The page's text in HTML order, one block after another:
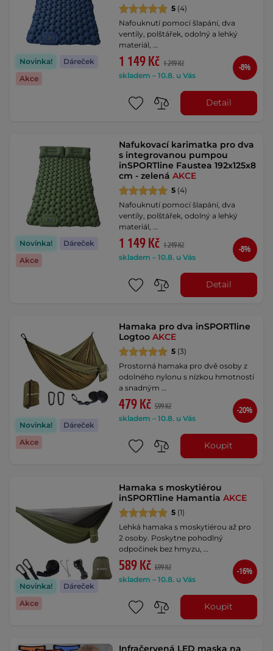
Novinka!
Dáreček
Akce
5 (4)
Nafouknutí pomocí šlapání, dva
ventily, polštářek, odolný a lehký
materiál, …
1 149 Kč 1 249 Kč
skladem – 10.8. u Vás
-8%
Detail
Novinka!
Dáreček
Akce
Nafukovací karimatka pro dva
s integrovanou pumpou
inSPORTline Faustea 192x125x8
cm - zelenáAKCE
5 (4)
Nafouknutí pomocí šlapání, dva
ventily, polštářek, odolný a lehký
materiál, …
1 149 Kč 1 249 Kč
skladem – 10.8. u Vás
-8%
Detail
Novinka!
Dáreček
Akce
Hamaka pro dva inSPORTline
LogtooAKCE
5 (3)
Prostorná hamaka pro dvě osoby z
odolného nylonu s nízkou hmotností
a snadným …
479 Kč 599 Kč
skladem – 10.8. u Vás
-20%
Koupit
Novinka!
Dáreček
Akce
Hamaka s moskytiérou
inSPORTline HamantiaAKCE
5 (1)
Lehká hamaka s moskytiérou až pro
2 osoby. Poskytne pohodlný
odpočinek bez hmyzu, …
589 Kč 699 Kč
skladem – 10.8. u Vás
-16%
Koupit
Infračervená LED maska na